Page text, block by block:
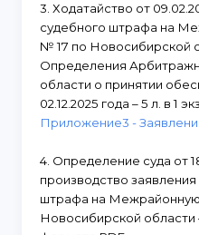
3. Ходатайство от
судебного штрафа на
№ 17 по Новосибирской
Определения
области о принятии
02.12.2025 года – 5 л. в 1
Приложение3 -
4. Определение суда от
производство
штрафа на
Новосибирской области